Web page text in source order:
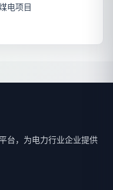
电项目
台，为电力行业企业提供